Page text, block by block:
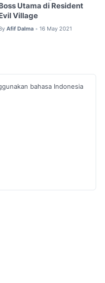
Utama di Resident
Village
Afif Dalma • 16 May 2021
bahasa Indonesia